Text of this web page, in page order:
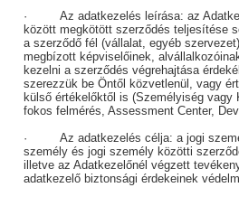
·Az adatkezelés leírása: az
között megkötött szerződés teljesítése
a szerződő fél (vállalat, egyéb
megbízott képviselőinek,
kezelni a szerződés végrehajtása
szerezzük be Öntől közvetlenül, vagy
külső értékelőktől is (Személyiség vagy
fokos felmérés, Assessment Center,
·Az adatkezelés célja: a jogi
személy és jogi személy közötti
illetve az Adatkezelőnél végzett
adatkezelő biztonsági érdekeinek